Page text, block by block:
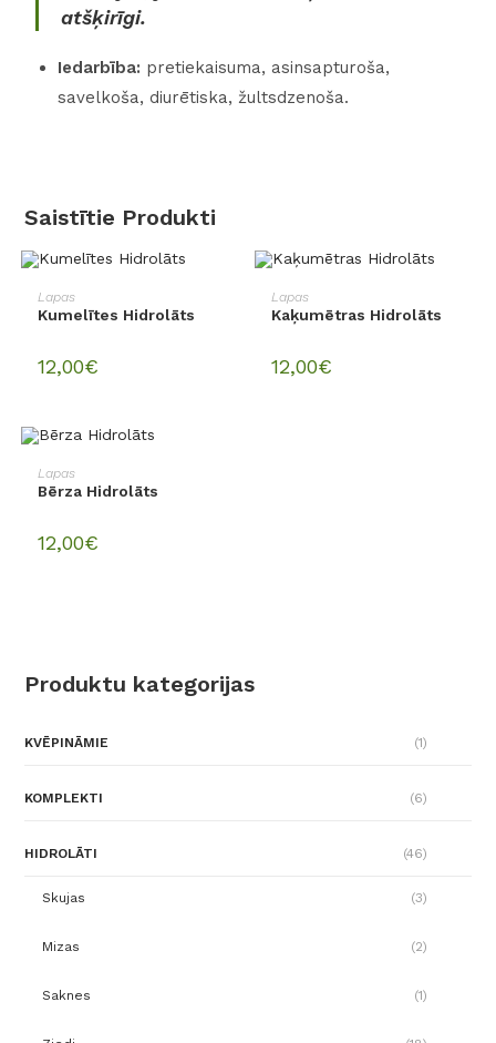
atšķirīgi.
Iedarbība: pretiekaisuma, asinsapturoša,
savelkoša, diurētiska, žultsdzenoša.
Saistītie Produkti
Lapas
Kumelītes Hidrolāts
12,00€
Lapas
Kaķumētras Hidrolāts
12,00€
Lapas
Bērza Hidrolāts
12,00€
Produktu kategorijas
KVĒPINĀMIE (1)
KOMPLEKTI (6)
HIDROLĀTI (46)
Skujas (3)
Mizas (2)
Saknes (1)